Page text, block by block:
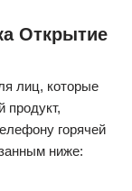
Открытие
лиц, которые
продукт,
горячей
ниже: